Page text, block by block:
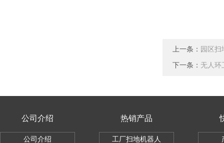
上一条： 园区扫
下一条： 无人环
公司介绍
公司介绍
热销产品
工厂扫地机器人